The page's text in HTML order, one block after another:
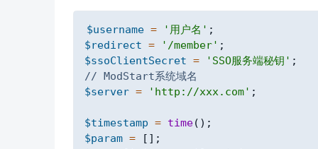
$username = '用户名' ;
$redirect = '/member' ;
$ssoClientSecret = 'SSO服务端秘钥' ;
// ModStart系统域名
$server = 'http://xxx.com' ;
$timestamp = time( ) ;
$param = [ ] ;